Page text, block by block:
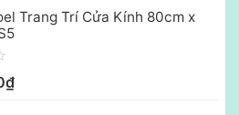
Trang Trí Cửa Kính 80cm x